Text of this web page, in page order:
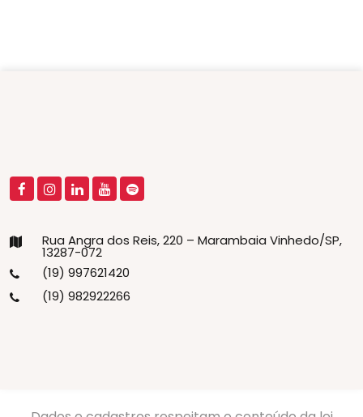
Rua Angra dos Reis, 220 – Marambaia Vinhedo/SP,
13287-072
(19) 997621420
(19) 982922266